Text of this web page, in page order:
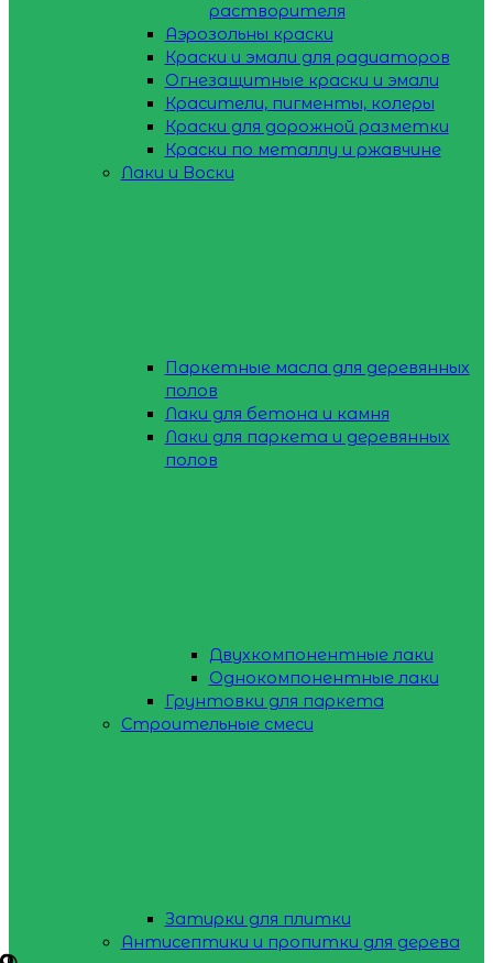
растворителя
Аэрозольны краски
Краски и эмали для радиаторов
Огнезащитные краски и эмали
Красители, пигменты, колеры
Краски для дорожной разметки
Краски по металлу и ржавчине
Лаки и Воски
Паркетные масла для деревянных
полов
Лаки для бетона и камня
Лаки для паркета и деревянных
полов
Двухкомпонентные лаки
Однокомпонентные лаки
Грунтовки для паркета
Строительные смеси
Затирки для плитки
Антисептики и пропитки для дерева